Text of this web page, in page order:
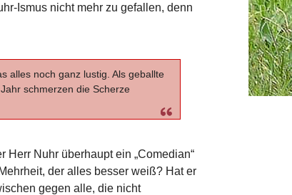
Ismus nicht mehr zu gefallen, denn
alles noch ganz lustig. Als geballte
schmerzen die Scherze
Herr Nuhr überhaupt ein „Comedian“
der alles besser weiß? Hat er
gegen alle, die nicht